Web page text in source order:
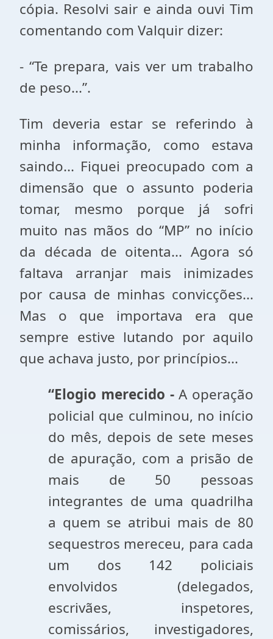
cópia. Resolvi sair e ainda ouvi Tim
comentando com Valquir dizer:
- “Te prepara, vais ver um trabalho
de peso...”.
Tim deveria estar se referindo à
minha informação, como estava
saindo... Fiquei preocupado com a
dimensão que o assunto poderia
tomar, mesmo porque já sofri
muito nas mãos do “MP” no início
da década de oitenta... Agora só
faltava arranjar mais inimizades
por causa de minhas convicções...
Mas o que importava era que
sempre estive lutando por aquilo
que achava justo, por princípios...
“Elogio merecido -A operação
policial que culminou, no início
do mês, depois de sete meses
de apuração, com a prisão de
mais de 50 pessoas
integrantes de uma quadrilha
a quem se atribui mais de 80
sequestros mereceu, para cada
um dos 142 policiais
envolvidos (delegados,
escrivães, inspetores,
comissários, investigadores,